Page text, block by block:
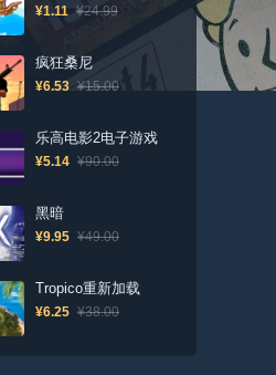
¥1.11 ¥24.99
疯狂桑尼
¥6.53 ¥15.00
乐高电影2电子游戏
¥5.14 ¥90.00
黑暗
¥9.95 ¥49.00
Tropico重新加载
¥6.25 ¥38.00